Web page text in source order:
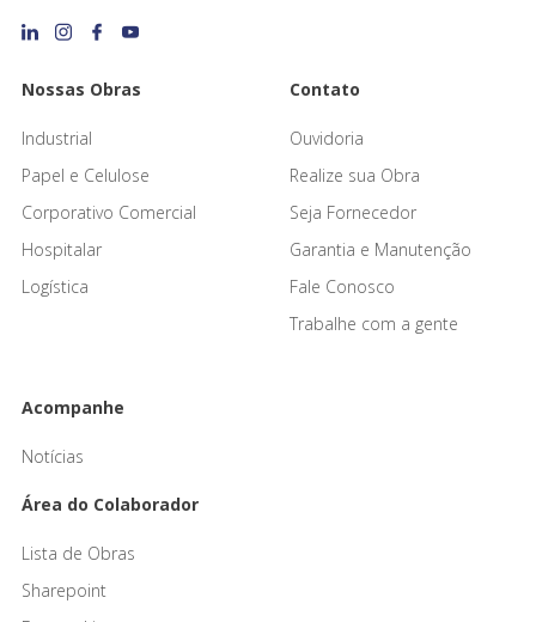
Nossas Obras
Industrial
Papel e Celulose
Corporativo Comercial
Hospitalar
Logística
Contato
Ouvidoria
Realize sua Obra
Seja Fornecedor
Garantia e Manutenção
Fale Conosco
Trabalhe com a gente
Acompanhe
Notícias
Área do Colaborador
Lista de Obras
Sharepoint